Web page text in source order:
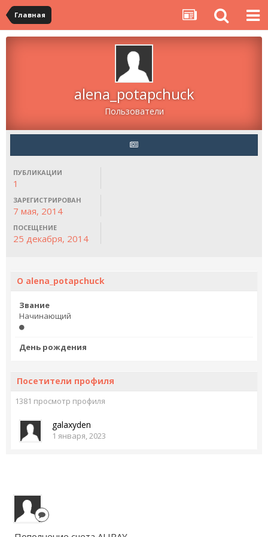
Главная
alena_potapchuck
Пользователи
ПУБЛИКАЦИИ
1
ЗАРЕГИСТРИРОВАН
7 мая, 2014
ПОСЕЩЕНИЕ
25 декабря, 2014
О alena_potapchuck
Звание
Начинающий
День рождения
Посетители профиля
1381 просмотр профиля
galaxyden
1 января, 2023